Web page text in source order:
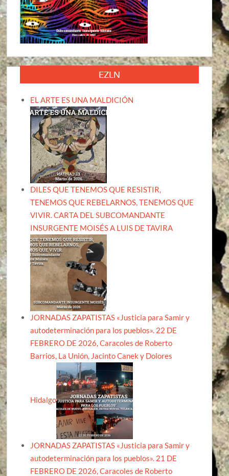
EZLN
EL ARTE ES UNA MALDICIÓN
DILES QUE TENEMOS QUE RESISTIR,
TENEMOS QUE REBELARNOS, TENEMOS QUE
VIVIR. CARTA DEL SUBCOMANDANTE
INSURGENTE MOISÉS A LUIS DE TAVIRA
JORNADAS ZAPATISTAS «Justicia para Samir y
autodeterminación para los pueblos». 22 DE
FEBRERO DE 2026, Caracoles de Roberto
Barrios, La Unión, Jacinto Canek y Dolores
Hidalgo
JORNADAS ZAPATISTAS «Justicia para Samir y
autodeterminación para los pueblos». 21 DE
FEBRERO DE 2026, Caracoles de Roberto